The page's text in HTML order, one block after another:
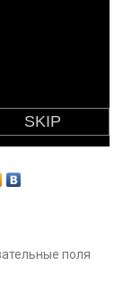
поля